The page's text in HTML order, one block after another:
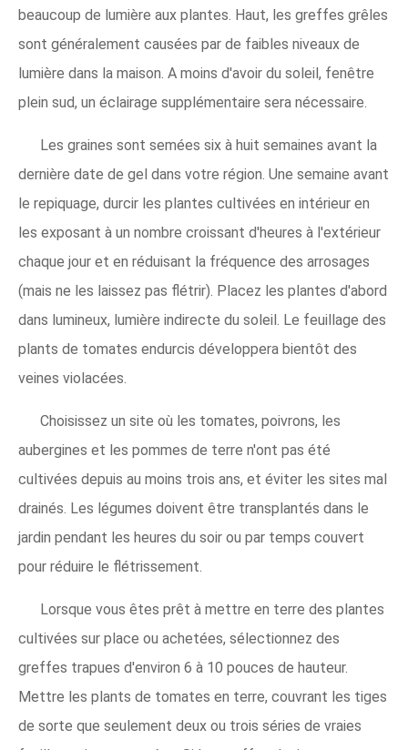
beaucoup de lumière aux plantes. Haut, les greffes grêles
sont généralement causées par de faibles niveaux de
lumière dans la maison. A moins d'avoir du soleil, fenêtre
plein sud, un éclairage supplémentaire sera nécessaire.
Les graines sont semées six à huit semaines avant la
dernière date de gel dans votre région. Une semaine avant
le repiquage, durcir les plantes cultivées en intérieur en
les exposant à un nombre croissant d'heures à l'extérieur
chaque jour et en réduisant la fréquence des arrosages
(mais ne les laissez pas flétrir). Placez les plantes d'abord
dans lumineux, lumière indirecte du soleil. Le feuillage des
plants de tomates endurcis développera bientôt des
veines violacées.
Choisissez un site où les tomates, poivrons, les
aubergines et les pommes de terre n'ont pas été
cultivées depuis au moins trois ans, et éviter les sites mal
drainés. Les légumes doivent être transplantés dans le
jardin pendant les heures du soir ou par temps couvert
pour réduire le flétrissement.
Lorsque vous êtes prêt à mettre en terre des plantes
cultivées sur place ou achetées, sélectionnez des
greffes trapues d'environ 6 à 10 pouces de hauteur.
Mettre les plants de tomates en terre, couvrant les tiges
de sorte que seulement deux ou trois séries de vraies